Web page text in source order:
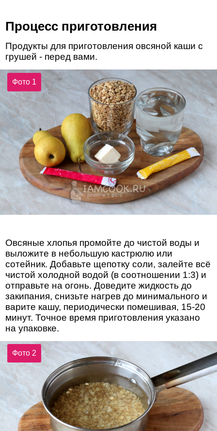
Процесс приготовления
Продукты для приготовления овсяной каши с
грушей - перед вами.
Фото 1
Овсяные хлопья промойте до чистой воды и
выложите в небольшую кастрюлю или
сотейник. Добавьте щепотку соли, залейте всё
чистой холодной водой (в соотношении 1:3) и
отправьте на огонь. Доведите жидкость до
закипания, снизьте нагрев до минимального и
варите кашу, периодически помешивая, 15-20
минут. Точное время приготовления указано
на упаковке.
Фото 2